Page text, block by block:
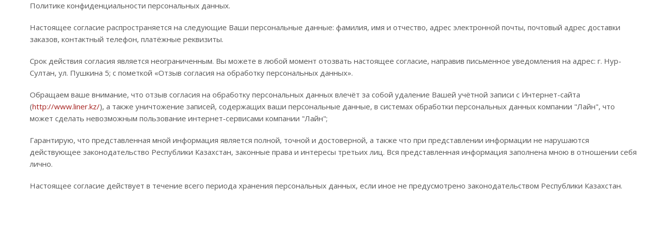
Политике конфиденциальности персональных данных.
Настоящее согласие распространяется на следующие Ваши персональные данные: фамилия, имя и отчество, адрес электронной почты, почтовый адрес доставки
заказов, контактный телефон, платёжные реквизиты.
Срок действия согласия является неограниченным. Вы можете в любой момент отозвать настоящее согласие, направив письменное уведомления на адрес: г. Нур-
Султан, ул. Пушкина 5; с пометкой «Отзыв согласия на обработку персональных данных».
Обращаем ваше внимание, что отзыв согласия на обработку персональных данных влечёт за собой удаление Вашей учётной записи с Интернет-сайта
(http://www.liner.kz/), а также уничтожение записей, содержащих ваши персональные данные, в системах обработки персональных данных компании "Лайн", что
может сделать невозможным пользование интернет-сервисами компании "Лайн";
Гарантирую, что представленная мной информация является полной, точной и достоверной, а также что при представлении информации не нарушаются
действующее законодательство Республики Казахстан, законные права и интересы третьих лиц. Вся представленная информация заполнена мною в отношении себя
лично.
Настоящее согласие действует в течение всего периода хранения персональных данных, если иное не предусмотрено законодательством Республики Казахстан.